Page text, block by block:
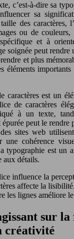
c’est-à-dire sa
sa
des caractères,
ou de
et à
soignée peut rendre
et plus
éléments
caractères est un
de caractères
à un texte,
peut le rendre
sites web
une cohérence
typographie est un
aux détails.
influence la
affecte la lisibilité.
les lignes améliore
sur
créativité